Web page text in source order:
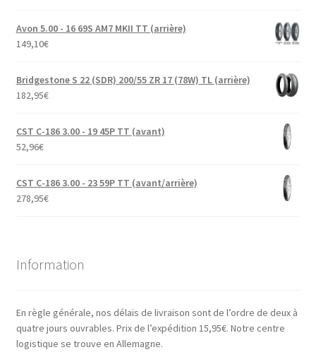
Avon 5.00 - 16 69S AM7 MKII TT (arrière)
149,10€
Bridgestone S 22 (SDR) 200/55 ZR 17 (78W) TL (arrière)
182,95€
CST C-186 3.00 - 19 45P TT (avant)
52,96€
CST C-186 3.00 - 23 59P TT (avant/arrière)
278,95€
Information
En règle générale, nos délais de livraison sont de l’ordre de deux à
quatre jours ouvrables. Prix de l’expédition 15,95€. Notre centre
logistique se trouve en Allemagne.